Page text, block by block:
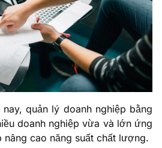
quản lý doanh nghiệp bằng
doanh nghiệp vừa và lớn ứng
nâng cao năng suất chất lượng.